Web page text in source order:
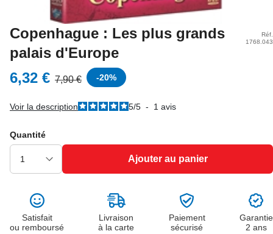
Copenhague : Les plus grands
palais d'Europe
Réf.
1768.043
6,32 € 7,90 € -20%
Voir la description 5/5 - 1 avis
Quantité
Ajouter au panier
Satisfait
ou remboursé
Livraison
à la carte
Paiement
sécurisé
Garantie
2 ans